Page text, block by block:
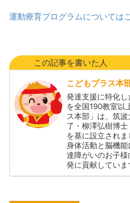
運動療育プログラムについては
この記事を書いた人
こどもプラス本
発達支援に特化
を全国190教室以
ス本部」は、筑
了・柳澤弘樹博
を基に設立されま
身体活動と脳機
達障がいのお子
発に貢献していま